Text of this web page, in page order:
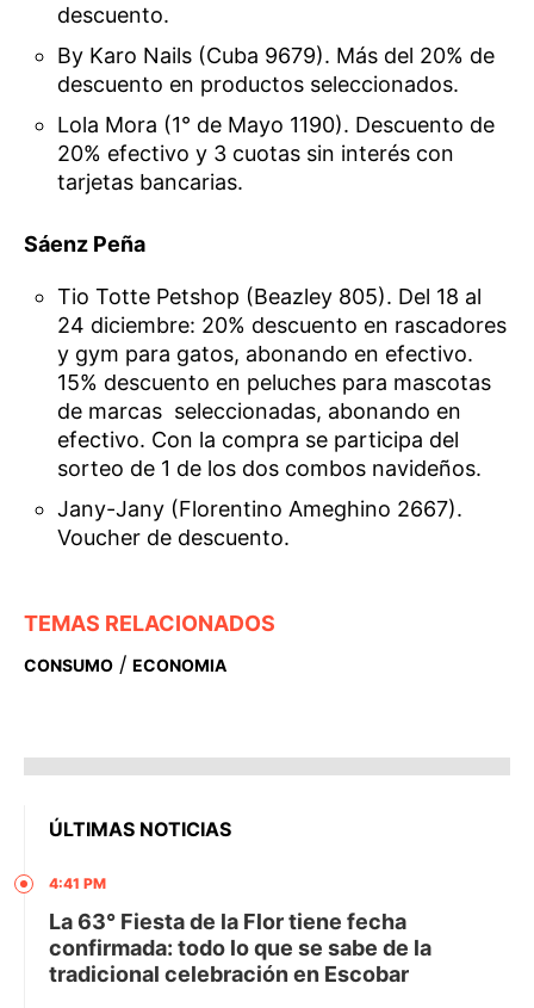
descuento.
By Karo Nails (Cuba 9679). Más del 20% de
descuento en productos seleccionados.
Lola Mora (1° de Mayo 1190). Descuento de
20% efectivo y 3 cuotas sin interés con
tarjetas bancarias.
Sáenz Peña
Tio Totte Petshop (Beazley 805). Del 18 al
24 diciembre: 20% descuento en rascadores
y gym para gatos, abonando en efectivo.
15% descuento en peluches para mascotas
de marcas seleccionadas, abonando en
efectivo. Con la compra se participa del
sorteo de 1 de los dos combos navideños.
Jany-Jany (Florentino Ameghino 2667).
Voucher de descuento.
TEMAS RELACIONADOS
CONSUMO / ECONOMIA
ÚLTIMAS NOTICIAS
4:41 PM
La 63° Fiesta de la Flor tiene fecha
confirmada: todo lo que se sabe de la
tradicional celebración en Escobar